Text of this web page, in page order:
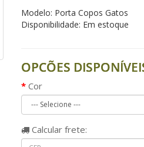
Modelo: Porta Copos Gatos
Disponibilidade: Em estoque
OPCÕES
Cor
Calcular frete: